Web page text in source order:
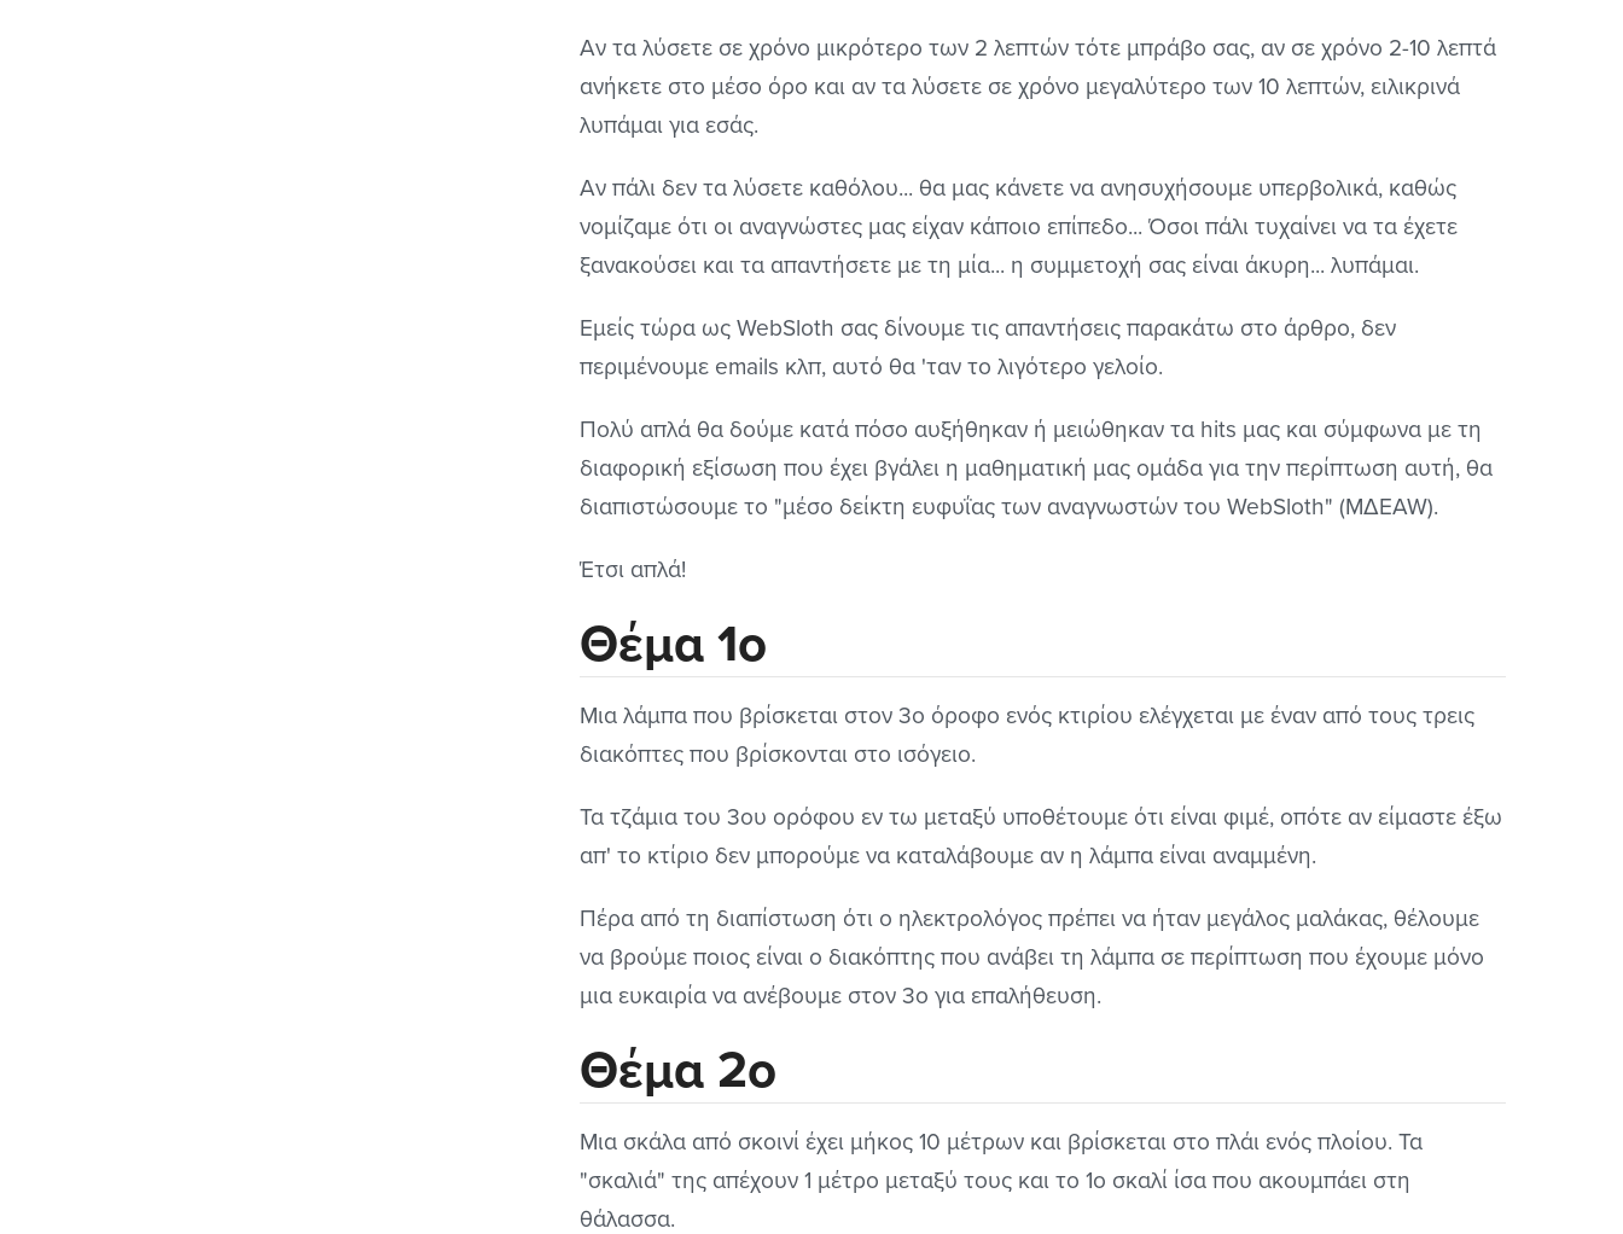
Αν τα λύσετε σε χρόνο μικρότερο των 2 λεπτών τότε μπράβο σας, αν σε χρόνο 2-10 λεπτά
ανήκετε στο μέσο όρο και αν τα λύσετε σε χρόνο μεγαλύτερο των 10 λεπτών, ειλικρινά
λυπάμαι για εσάς.
Αν πάλι δεν τα λύσετε καθόλου... θα μας κάνετε να ανησυχήσουμε υπερβολικά, καθώς
νομίζαμε ότι οι αναγνώστες μας είχαν κάποιο επίπεδο... Όσοι πάλι τυχαίνει να τα έχετε
ξανακούσει και τα απαντήσετε με τη μία... η συμμετοχή σας είναι άκυρη... λυπάμαι.
Εμείς τώρα ως WebSloth σας δίνουμε τις απαντήσεις παρακάτω στο άρθρο, δεν
περιμένουμε emails κλπ, αυτό θα 'ταν το λιγότερο γελοίο.
Πολύ απλά θα δούμε κατά πόσο αυξήθηκαν ή μειώθηκαν τα hits μας και σύμφωνα με τη
διαφορική εξίσωση που έχει βγάλει η μαθηματική μας ομάδα για την περίπτωση αυτή, θα
διαπιστώσουμε το "μέσο δείκτη ευφυΐας των αναγνωστών του WebSloth" (ΜΔΕAW).
Έτσι απλά!
Θέμα 1ο
Μια λάμπα που βρίσκεται στον 3ο όροφο ενός κτιρίου ελέγχεται με έναν από τους τρεις
διακόπτες που βρίσκονται στο ισόγειο.
Τα τζάμια του 3ου ορόφου εν τω μεταξύ υποθέτουμε ότι είναι φιμέ, οπότε αν είμαστε έξω
απ' το κτίριο δεν μπορούμε να καταλάβουμε αν η λάμπα είναι αναμμένη.
Πέρα από τη διαπίστωση ότι ο ηλεκτρολόγος πρέπει να ήταν μεγάλος μαλάκας, θέλουμε
να βρούμε ποιος είναι ο διακόπτης που ανάβει τη λάμπα σε περίπτωση που έχουμε μόνο
μια ευκαιρία να ανέβουμε στον 3ο για επαλήθευση.
Θέμα 2ο
Μια σκάλα από σκοινί έχει μήκος 10 μέτρων και βρίσκεται στο πλάι ενός πλοίου. Τα
"σκαλιά" της απέχουν 1 μέτρο μεταξύ τους και το 1ο σκαλί ίσα που ακουμπάει στη
θάλασσα.